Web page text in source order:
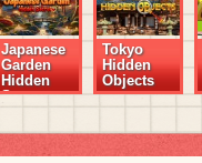
Japanese
Garden
Hidden
Secrets
Tokyo
Hidden
Objects